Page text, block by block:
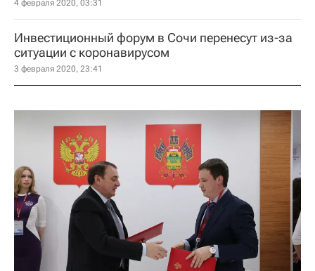
4 февраля 2020, 03:31
Инвестиционный форум в Сочи перенесут из-за
ситуации с коронавирусом
3 февраля 2020, 23:41